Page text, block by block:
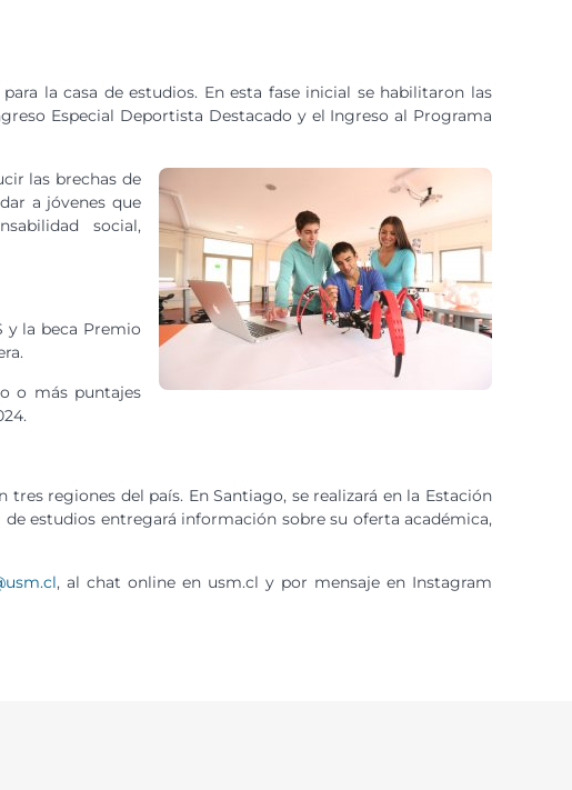
la casa de estudios. En esta fase inicial se habilitaron las
Especial Deportista Destacado y el Ingreso al Programa
las brechas de
a jóvenes que
social,
y la beca Premio
o más puntajes
regiones del país. En Santiago, se realizará en la Estación
estudios entregará información sobre su oferta académica,
, al chat online en usm.cl y por mensaje en Instagram